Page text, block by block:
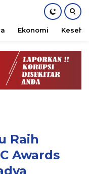
Ekonomi
Raih
Awards